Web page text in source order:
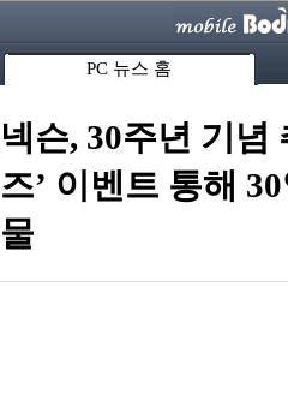
PC 뉴스 홈
넥슨, 30주년 기념
즈’ 이벤트 통해
물